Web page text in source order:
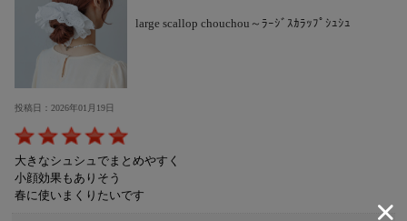
large scallop chouchou～ﾗｰｼﾞｽｶﾗｯﾌﾟｼｭｼｭ
投稿日：2026年01月19日
大きなシュシュでまとめやすく
小顔効果もありそう
春に使いまくりたいです